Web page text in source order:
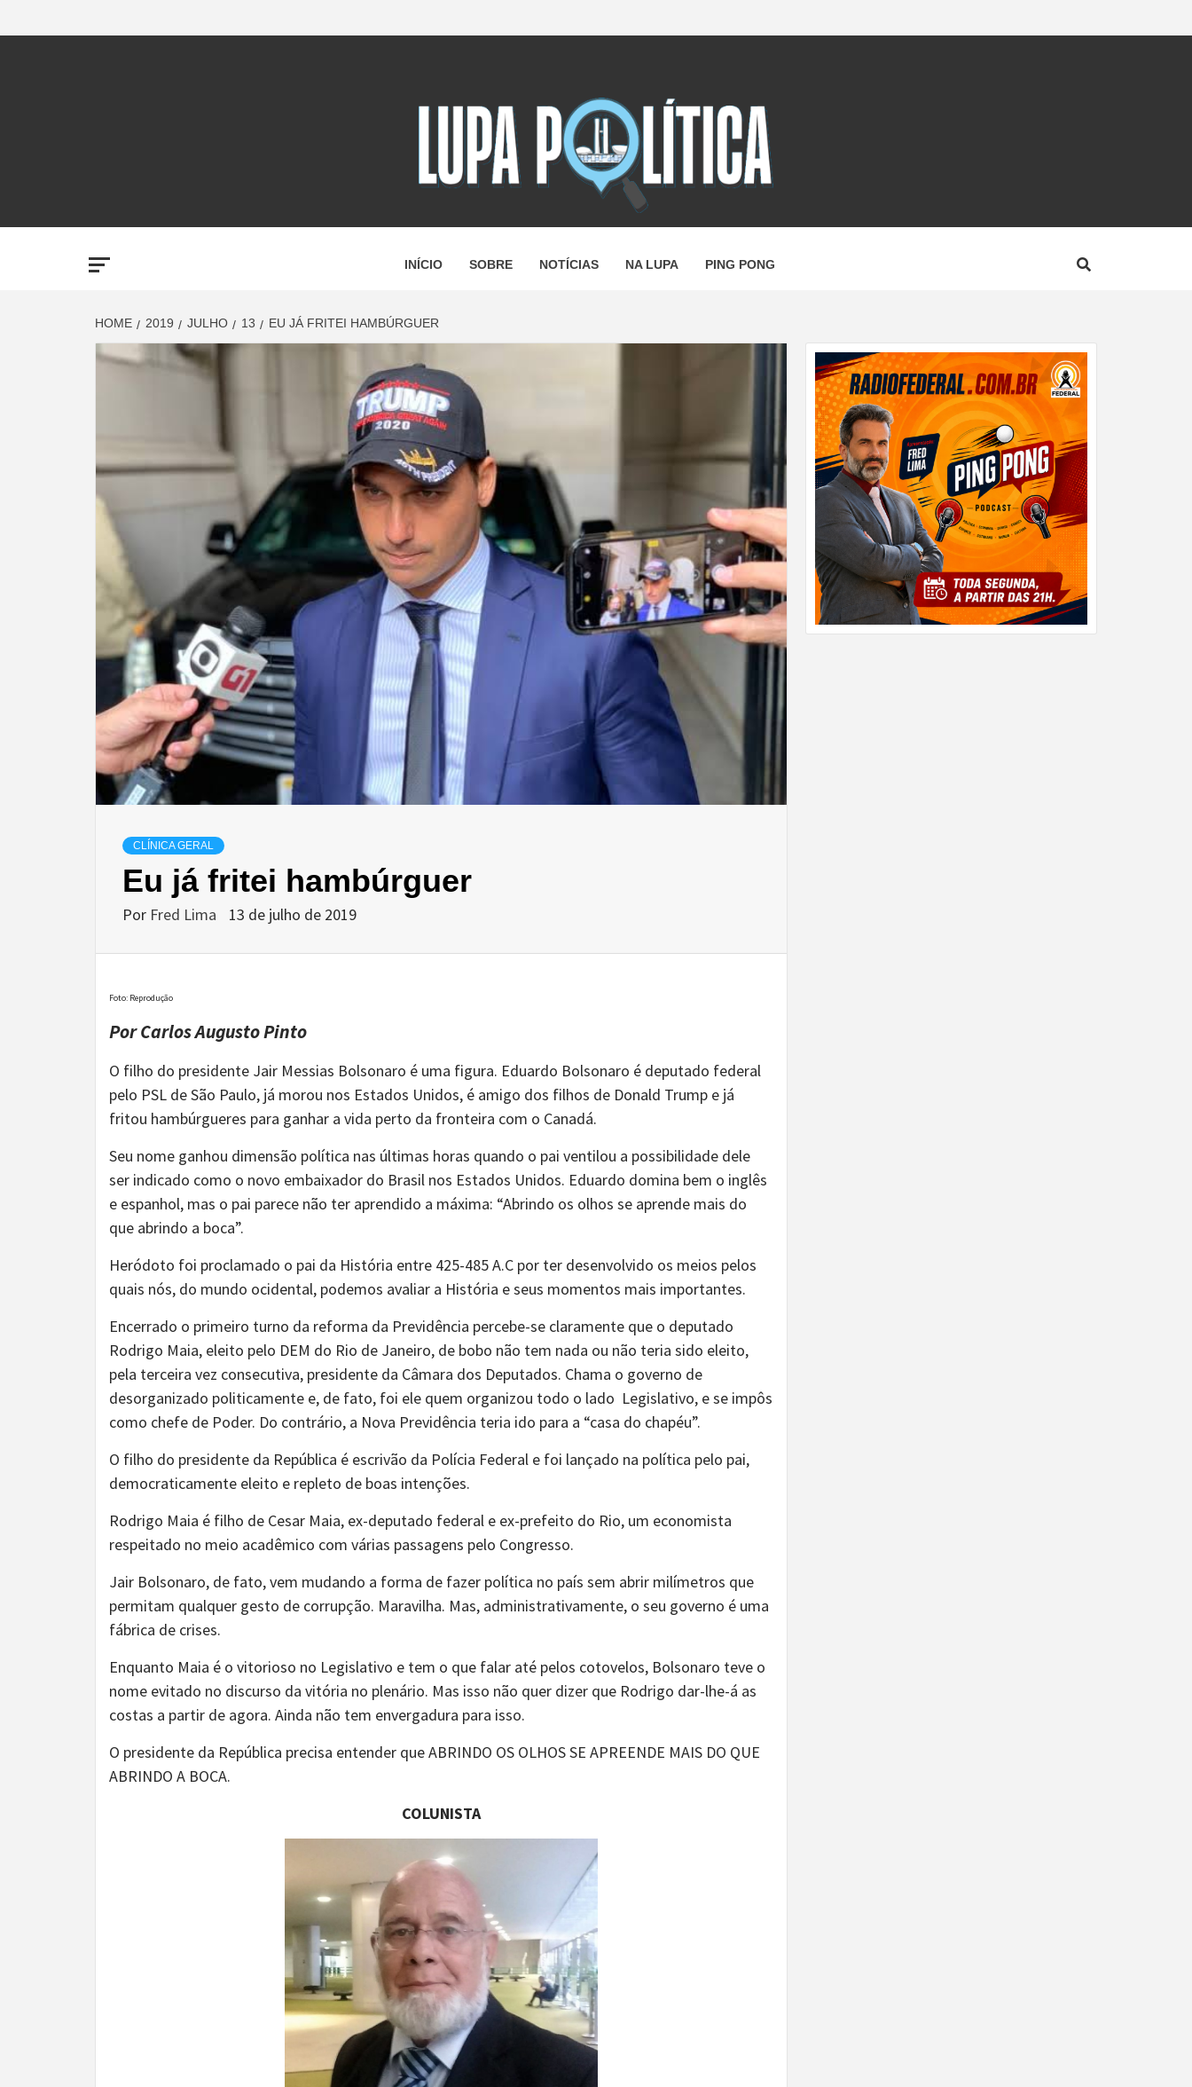
LUPA POLÍTICA –
AMPLIANDO A NOTÍCIA
INÍCIO SOBRE NOTÍCIAS NA LUPA PING PONG
HOME 2019 JULHO 13 EU JÁ FRITEI HAMBÚRGUER
CLÍNICA GERAL
Eu já fritei hambúrguer
Por Fred Lima 13 de julho de 2019
Foto: Reprodução
Por Carlos Augusto Pinto
O filho do presidente Jair Messias Bolsonaro é uma figura. Eduardo Bolsonaro é deputado federal
pelo PSL de São Paulo, já morou nos Estados Unidos, é amigo dos filhos de Donald Trump e já
fritou hambúrgueres para ganhar a vida perto da fronteira com o Canadá.
Seu nome ganhou dimensão política nas últimas horas quando o pai ventilou a possibilidade dele
ser indicado como o novo embaixador do Brasil nos Estados Unidos. Eduardo domina bem o inglês
e espanhol, mas o pai parece não ter aprendido a máxima: “Abrindo os olhos se aprende mais do
que abrindo a boca”.
Heródoto foi proclamado o pai da História entre 425-485 A.C por ter desenvolvido os meios pelos
quais nós, do mundo ocidental, podemos avaliar a História e seus momentos mais importantes.
Encerrado o primeiro turno da reforma da Previdência percebe-se claramente que o deputado
Rodrigo Maia, eleito pelo DEM do Rio de Janeiro, de bobo não tem nada ou não teria sido eleito,
pela terceira vez consecutiva, presidente da Câmara dos Deputados. Chama o governo de
desorganizado politicamente e, de fato, foi ele quem organizou todo o lado Legislativo, e se impôs
como chefe de Poder. Do contrário, a Nova Previdência teria ido para a “casa do chapéu”.
O filho do presidente da República é escrivão da Polícia Federal e foi lançado na política pelo pai,
democraticamente eleito e repleto de boas intenções.
Rodrigo Maia é filho de Cesar Maia, ex-deputado federal e ex-prefeito do Rio, um economista
respeitado no meio acadêmico com várias passagens pelo Congresso.
Jair Bolsonaro, de fato, vem mudando a forma de fazer política no país sem abrir milímetros que
permitam qualquer gesto de corrupção. Maravilha. Mas, administrativamente, o seu governo é uma
fábrica de crises.
Enquanto Maia é o vitorioso no Legislativo e tem o que falar até pelos cotovelos, Bolsonaro teve o
nome evitado no discurso da vitória no plenário. Mas isso não quer dizer que Rodrigo dar-lhe-á as
costas a partir de agora. Ainda não tem envergadura para isso.
O presidente da República precisa entender que ABRINDO OS OLHOS SE APREENDE MAIS DO QUE
ABRINDO A BOCA.
COLUNISTA